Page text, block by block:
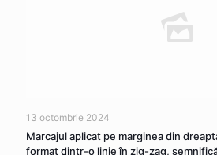
13 octombrie 2024
Marcajul aplicat pe marginea din
format dintr-o linie în zig-zag,